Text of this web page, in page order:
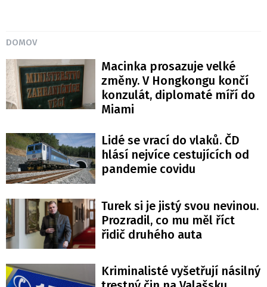
DOMOV
Macinka prosazuje velké
změny. V Hongkongu končí
konzulát, diplomaté míří do
Miami
Lidé se vrací do vlaků. ČD
hlásí nejvíce cestujících od
pandemie covidu
Turek si je jistý svou nevinou.
Prozradil, co mu měl říct
řidič druhého auta
Kriminalisté vyšetřují násilný